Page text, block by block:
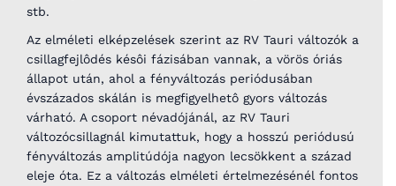
stb.
Az elméleti elképzelések szerint az RV Tauri változók a
csillagfejlôdés késôi fázisában vannak, a vörös óriás
állapot után, ahol a fényváltozás periódusában
évszázados skálán is megfigyelhetô gyors változás
várható. A csoport névadójánál, az RV Tauri
változócsillagnál kimutattuk, hogy a hosszú periódusú
fényváltozás amplitúdója nagyon lecsökkent a század
eleje óta. Ez a változás elméleti értelmezésénél fontos